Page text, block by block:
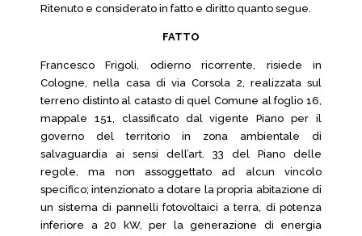
Ritenuto e considerato in fatto e diritto quanto segue.
FATTO
Francesco Frigoli, odierno ricorrente, risiede in
Cologne, nella casa di via Corsola 2, realizzata sul
terreno distinto al catasto di quel Comune al foglio 16,
mappale 151, classificato dal vigente Piano per il
governo del territorio in zona ambientale di
salvaguardia ai sensi dell’art. 33 del Piano delle
regole, ma non assoggettato ad alcun vincolo
specifico; intenzionato a dotare la propria abitazione di
un sistema di pannelli fotovoltaici a terra, di potenza
inferiore a 20 kW, per la generazione di energia